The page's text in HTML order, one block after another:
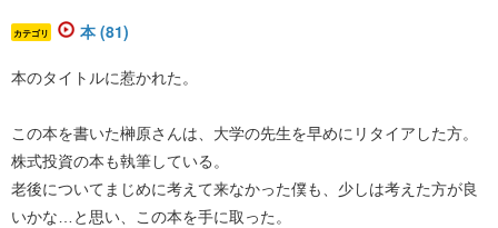
カテゴリ 本 (81)
本のタイトルに惹かれた。
この本を書いた榊󠄀原さんは、大学の先生を早めにリタイアした方。
株式投資の本も執筆している。
老後についてまじめに考えて来なかった僕も、少しは考えた方が良
いかな…と思い、この本を手に取った。